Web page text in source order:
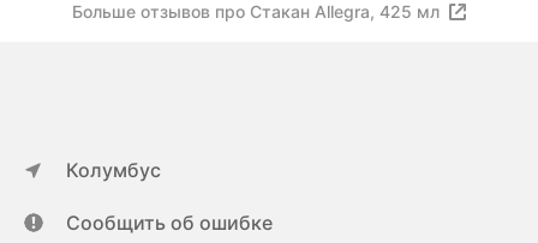
Больше отзывов про Стакан Allegra, 425 мл
Колумбус
Сообщить об ошибке